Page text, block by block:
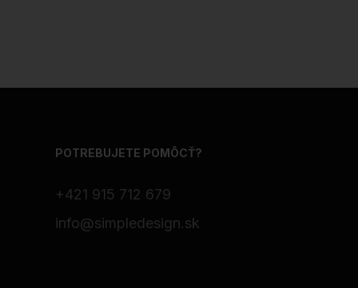
POTREBUJETE POMÔCŤ?
+421 915 712 679
info@simpledesign.sk